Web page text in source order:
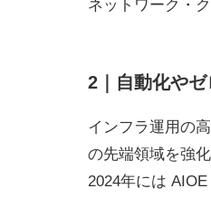
ネットワーク・
2｜自動化や
インフラ運用の
の先端領域を強化
2024年には